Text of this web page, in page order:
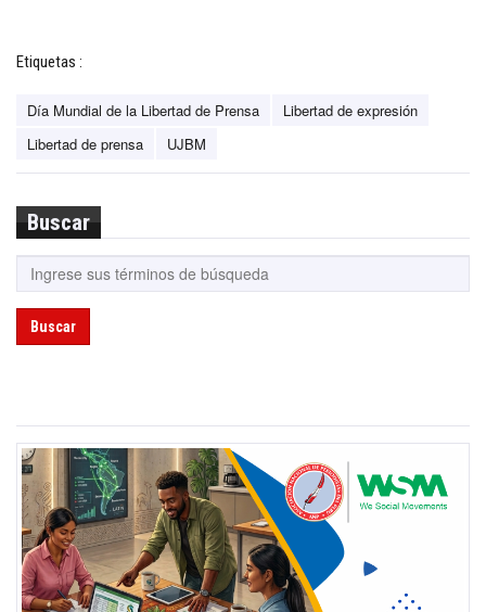
Etiquetas :
Día Mundial de la Libertad de Prensa
Libertad de expresión
Libertad de prensa
UJBM
Buscar
Buscar